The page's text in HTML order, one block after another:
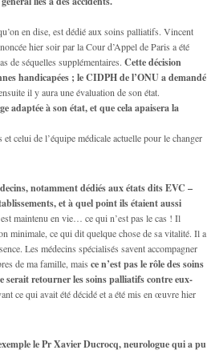
en dise, est dédié aux soins palliatifs. Vincent
hier soir par la Cour d’Appel de Paris a été
de séquelles supplémentaires. Cette décision
handicapées ; le CIDPH de l’ONU a demandé
il y aura une évaluation de son état.
adaptée à son état, et que cela apaisera la
celui de l’équipe médicale actuelle pour le changer
notamment dédiés aux états dits EVC –
et à quel point ils étaient aussi
maintenu en vie… ce qui n’est pas le cas ! Il
minimale, ce qui dit quelque chose de sa vitalité. Il a
Les médecins spécialisés savent accompagner
de ma famille, mais ce n’est pas le rôle des soins
serait retourner les soins palliatifs contre eux-
ce qui avait été décidé et a été mis en œuvre hier
le Pr Xavier Ducrocq, neurologue qui a pu